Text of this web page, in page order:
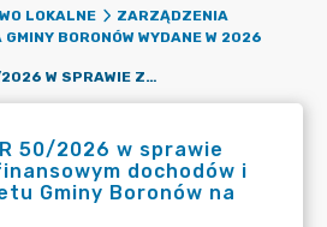
LOKALNE
ZARZĄDZENIA
BORONÓW WYDANE W 2026
ZARZĄDZENIE NR 50/2026 W SPRAWIE ZMIAN W PLANIE FINANSOWYM DOCHODÓW I WYDATKÓW BUDŻETU GMINY BORONÓW NA 2026 ROK
50/2026 w sprawie
dochodów i
Gminy Boronów na